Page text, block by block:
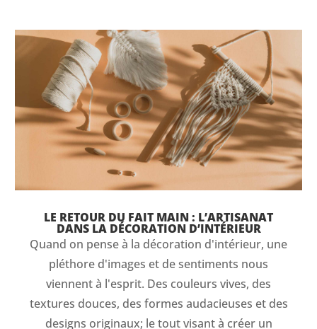
LE RETOUR DU FAIT MAIN : L’ARTISANAT
DANS LA DÉCORATION D’INTÉRIEUR
Quand on pense à la décoration d'intérieur, une
pléthore d'images et de sentiments nous
viennent à l'esprit. Des couleurs vives, des
textures douces, des formes audacieuses et des
designs originaux; le tout visant à créer un